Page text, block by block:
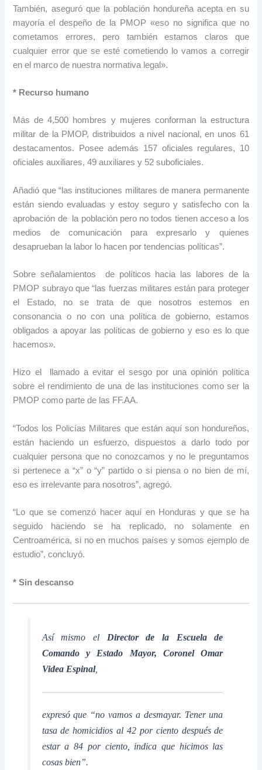
También, aseguró que la población hondureña acepta en su
mayoría el despeño de la PMOP «eso no significa que no
cometamos errores, pero también estamos claros que
cualquier error que se esté cometiendo lo vamos a corregir
en el marco de nuestra normativa legal».
* Recurso humano
Más de 4,500 hombres y mujeres conforman la estructura
militar de la PMOP, distribuidos a nivel nacional, en unos 61
destacamentos. Posee además 157 oficiales regulares, 10
oficiales auxiliares, 49 auxiliares y 52 suboficiales.
Añadió que “las instituciones militares de manera permanente
están siendo evaluadas y estoy seguro y satisfecho con la
aprobación de la población pero no todos tienen acceso a los
medios de comunicación para expresarlo y quienes
desaprueban la labor lo hacen por tendencias políticas”.
Sobre señalamientos de políticos hacia las labores de la
PMOP subrayo que “las fuerzas militares están para proteger
el Estado, no se trata de que nosotros estemos en
consonancia o no con una política de gobierno, estamos
obligados a apoyar las políticas de gobierno y eso es lo que
hacemos».
Hizo el llamado a evitar el sesgo por una opinión política
sobre el rendimiento de una de las instituciones como ser la
PMOP como parte de las FF.AA.
“Todos los Policías Militares que están aquí son hondureños,
están haciendo un esfuerzo, dispuestos a darlo todo por
cualquier persona que no conozcamos y no le preguntamos
si pertenece a “x” o “y” partido o si piensa o no bien de mí,
eso es irrelevante para nosotros”, agregó.
“Lo que se comenzó hacer aquí en Honduras y que se ha
seguido haciendo se ha replicado, no solamente en
Centroamérica, si no en muchos países y somos ejemplo de
estudio”, concluyó.
* Sin descanso
Así mismo el Director de la Escuela de
Comando y Estado Mayor, Coronel Omar
Videa Espinal,
expresó que “no vamos a desmayar. Tener una
tasa de homicidios al 42 por ciento después de
estar a 84 por ciento, indica que hicimos las
cosas bien”.